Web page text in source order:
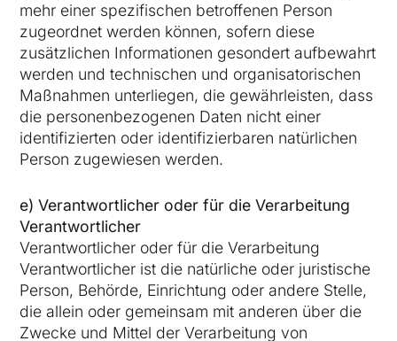
mehr einer spezifischen betroffenen Person
zugeordnet werden können, sofern diese
zusätzlichen Informationen gesondert aufbewahrt
werden und technischen und organisatorischen
Maßnahmen unterliegen, die gewährleisten, dass
die personenbezogenen Daten nicht einer
identifizierten oder identifizierbaren natürlichen
Person zugewiesen werden.
e) Verantwortlicher oder für die Verarbeitung
Verantwortlicher
Verantwortlicher oder für die Verarbeitung
Verantwortlicher ist die natürliche oder juristische
Person, Behörde, Einrichtung oder andere Stelle,
die allein oder gemeinsam mit anderen über die
Zwecke und Mittel der Verarbeitung von